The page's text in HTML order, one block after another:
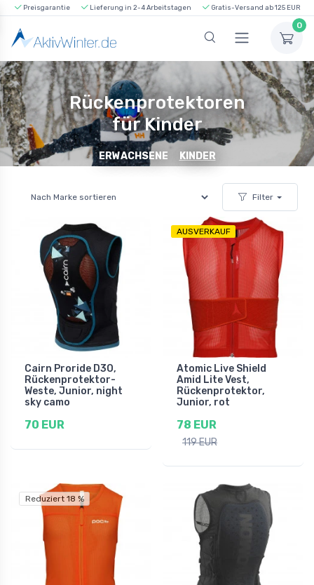
Preisgarantie Lieferung in 2-4 Arbeitstagen Gratis-Versand ab 125 EUR
0
Rückenprotektoren
für Kinder
ERWACHSENE KINDER
Filter
Cairn Proride D3O,
Rückenprotektor-
Weste, Junior, night
sky camo
70 EUR
AUSVERKAUF
Atomic Live Shield
Amid Lite Vest,
Rückenprotektor,
Junior, rot
78 EUR
119 EUR
Reduziert 18 %